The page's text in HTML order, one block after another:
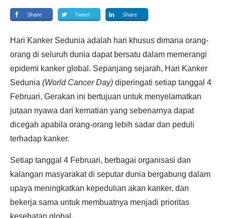
Share Tweet Share
Hari Kanker Sedunia adalah hari khusus dimana orang-
orang di seluruh dunia dapat bersatu dalam memerangi
epidemi kanker global. Sepanjang sejarah, Hari Kanker
Sedunia (World Cancer Day) diperingati setiap tanggal 4
Februari. Gerakan ini bertujuan untuk menyelamatkan
jutaan nyawa dari kematian yang sebenarnya dapat
dicegah apabila orang-orang lebih sadar dan peduli
terhadap kanker.
Setiap tanggal 4 Februari, berbagai organisasi dan
kalangan masyarakat di seputar dunia bergabung dalam
upaya meningkatkan kepedulian akan kanker, dan
bekerja sama untuk membuatnya menjadi prioritas
kesehatan global.